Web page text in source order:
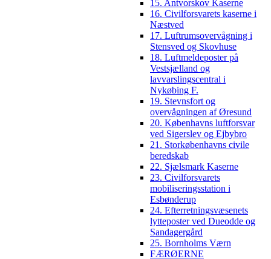
15. Antvorskov Kaserne
16. Civilforsvarets kaserne i
Næstved
17. Luftrumsovervågning i
Stensved og Skovhuse
18. Luftmeldeposter på
Vestsjælland og
lavvarslingscentral i
Nykøbing F.
19. Stevnsfort og
overvågningen af Øresund
20. Københavns luftforsvar
ved Sigerslev og Ejbybro
21. Storkøbenhavns civile
beredskab
22. Sjælsmark Kaserne
23. Civilforsvarets
mobiliseringsstation i
Esbønderup
24. Efterretningsvæsenets
lytteposter ved Dueodde og
Sandagergård
25. Bornholms Værn
FÆRØERNE